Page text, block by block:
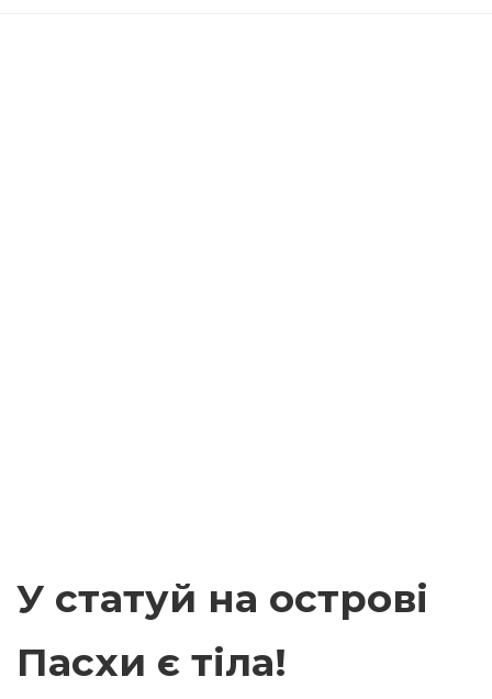
У статуй на острові
Пасхи є тіла!